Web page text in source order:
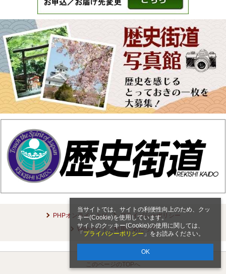
当サイトでは、サイトの利便性向上のため、クッ
キー(Cookie)を使用しています。
サイトのクッキー(Cookie)の使用に関しては、
「 プライバシーポリシー 」をお読みください。
OK
PHPオンラインとは
プライバシーポリシー
Webサイトご利用にあたって
このページのTOPへ